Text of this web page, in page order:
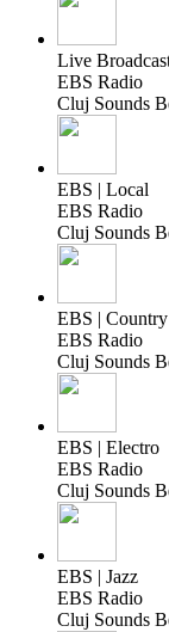
Live
EBS Radio
Cluj Sounds
EBS | Local
EBS Radio
Cluj Sounds
EBS | Country
EBS Radio
Cluj Sounds
EBS | Electro
EBS Radio
Cluj Sounds
EBS | Jazz
EBS Radio
Cluj Sounds